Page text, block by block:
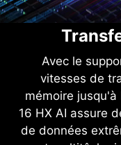
Avec le
vitesses de
mémoire
16 HX AI assure
de données